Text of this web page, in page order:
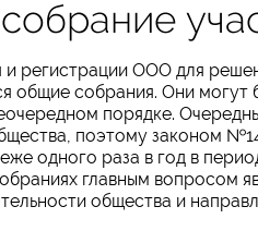
регистрации ООО для
общие собрания. Они
порядке.
поэтому законом
одного раза в год в
главным вопросом
общества и